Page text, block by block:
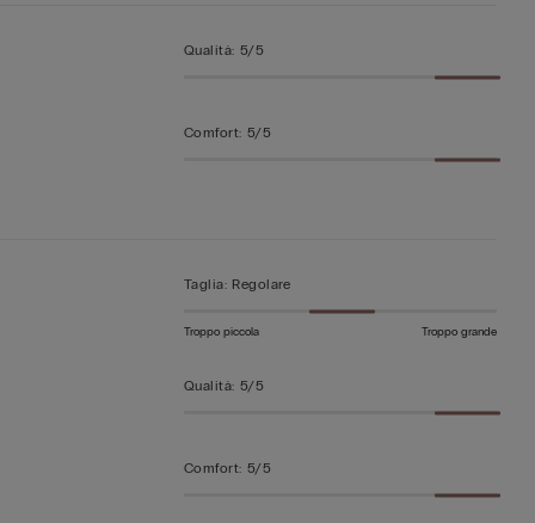
Qualità: 5/5
Comfort: 5/5
Taglia: Regolare
Troppo piccola Troppo grande
Qualità: 5/5
Comfort: 5/5